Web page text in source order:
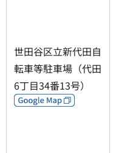
世田谷区立新代田自
転車等駐車場（代田
6丁目34番13号）